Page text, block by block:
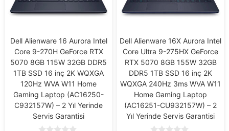
Dell Alienware 16 Aurora Intel
Core 9-270H GeForce RTX
5070 8GB 115W 32GB DDR5
1TB SSD 16 inç 2K WQXGA
120Hz WVA W11 Home
Gaming Laptop (AC16250-
C932157W) – 2 Yıl Yerinde
Servis Garantisi
Dell Alienware 16X Aurora Intel
Core Ultra 9-275HX GeForce
RTX 5070 8GB 155W 32GB
DDR5 1TB SSD 16 inç 2K
WQXGA 240Hz 3ms WVA W11
Home Gaming Laptop
(AC16251-CU932157W) – 2
Yıl Yerinde Servis Garantisi